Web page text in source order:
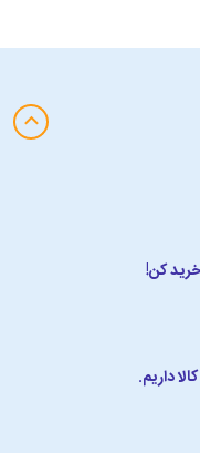
کن!
داریم.